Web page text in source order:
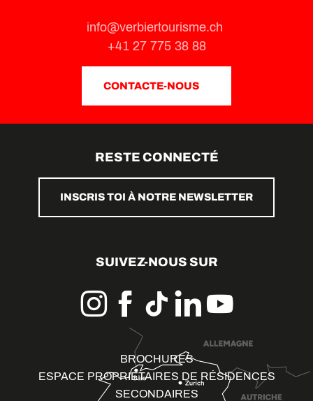
info@verbiertourisme.ch
+41 27 775 38 88
CONTACTE-NOUS
RESTE CONNECTÉ
INSCRIS TOI À NOTRE NEWSLETTER
SUIVEZ-NOUS SUR
BROCHURES
ESPACE PROPRIÉTAIRES DE RÉSIDENCES
SECONDAIRES